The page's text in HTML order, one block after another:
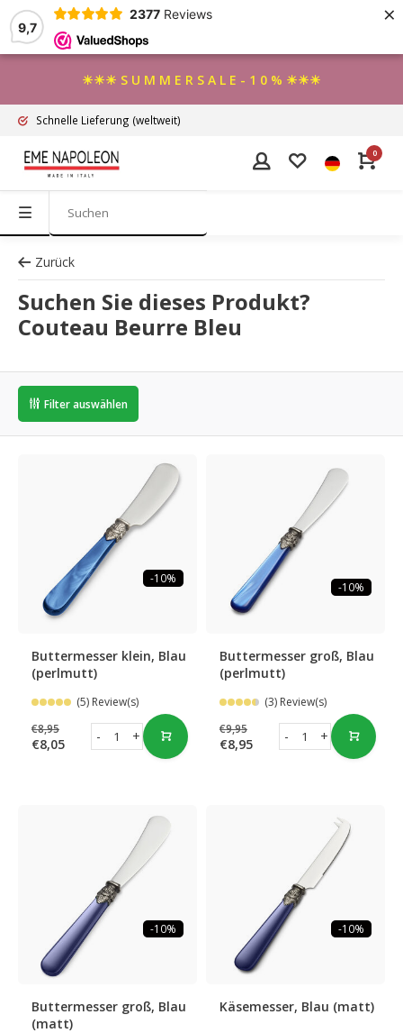
9,7
2377 Reviews ×
☀☀☀ S U M M E R S A L E - 1 0 % ☀☀☀
Schnelle Lieferung (weltweit)
0
Zurück
Suchen Sie dieses Produkt?
Couteau Beurre Bleu
Filter auswählen
-10%
Buttermesser klein, Blau
(perlmutt)
(5) Review(s)
€8,95
€8,05 +
-
-10%
Buttermesser groß, Blau
(perlmutt)
(3) Review(s)
€9,95
€8,95 +
-
-10%
Buttermesser groß, Blau
(matt)
-10%
Käsemesser, Blau (matt)